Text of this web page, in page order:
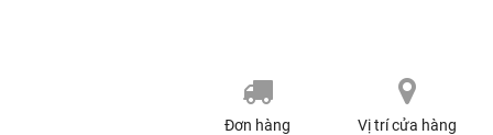
Đơn hàng Vị trí cửa hàng